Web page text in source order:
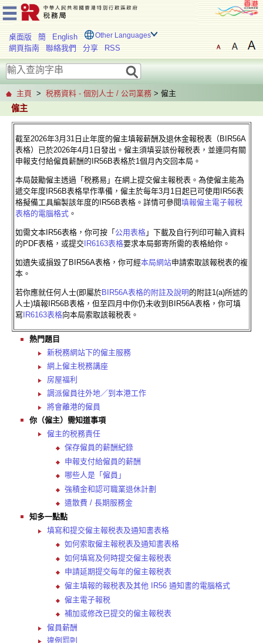
桌面版 簡 English Other Languages
網頁指南 聯絡我們 分享 RSS
主頁 > 税務資料 - 個別人士 / 公司業務 > 僱主
僱主
截至2026年3月31日止年度的僱主填報薪酬及退休金報税表（BIR56A
表格）已於2026年4月1日發出。僱主須填妥該份報税表，並連同有關
申報支付給僱員薪酬的IR56B表格於1個月內交回本局。
本局鼓勵僱主透過「税務易」在網上提交僱主報税表。為使僱主能為
遞交年度IR56B表格早作準備，僱主於每年3月1日起已可使用IR56表
格擬備工具編製該年度的IR56B表格。詳情可參閱填報僱主電子報税
表格的電腦格式 。
如需文本IR56表格，你可按「 公用表格 」下載及自行列印可輸入資料
的PDF表格，或提交 IR6163表格要求本局郵寄所需的表格給你。
如遺失或損毀了BIR56A表格，你可經本局網站申請索取該報税表的複
本。
若你應就任何人士(即屬於BIR56A表格的附註及說明 的附註1(a)所述的
人士)填報IR56B表格，但至四月中你仍未收到BIR56A表格，你可填
寫 IR6163表格向本局索取該報税表。
熱門題目
新税務網站下的僱主服務
網上僱主税務講座
房屋福利
調派僱員往外地／到本港工作
將會離港的僱員
你（僱主）需知道事項
僱主的税務責任
保存僱員的薪酬紀錄
申報支付給僱員的薪酬
哪些人是「僱員」
強積金和認可職業退休計劃
遣散費 / 長期服務金
知多一點點
填寫和提交僱主報税表及通知書表格
如何索取僱主報税表及通知書表格
如何填寫及何時提交僱主報税表
申請延期提交每年的僱主報税表
僱主填報的報税表及其他 IR56 通知書的電腦格式
僱主電子報税
補加或修改已提交的僱主報税表
僱員薪酬
違例罰則